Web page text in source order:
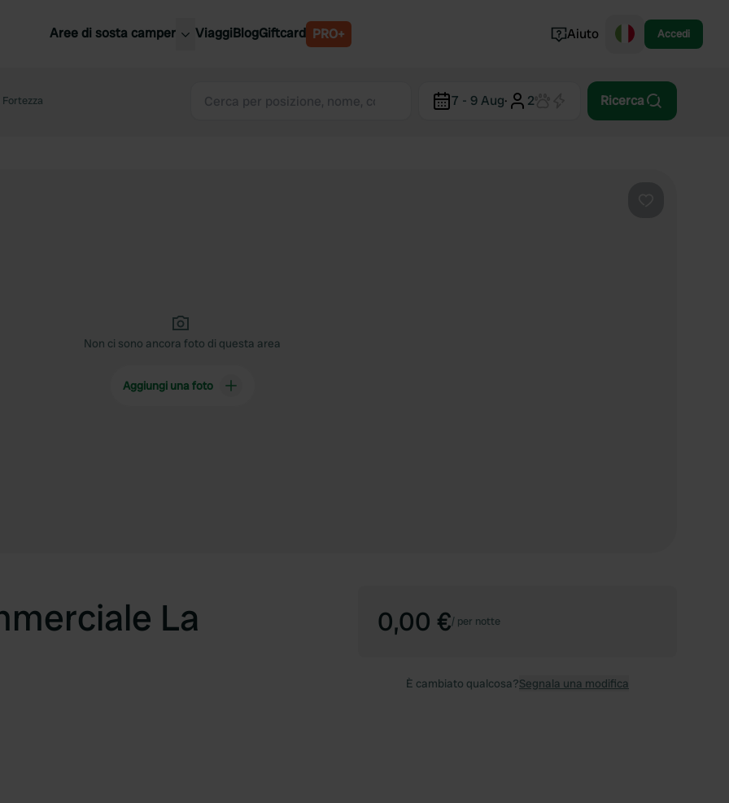
Aree di sosta camper
Slovenia
Portogallo
ViaggiBlogGiftcard PRO+ Aiuto Accedi
7 - 9 Aug· 2 Ricerca
Non ci sono ancora foto di questa area
Aggiungi una foto
La
0,00 €/ per notte
È cambiato qualcosa?Segnala una modifica